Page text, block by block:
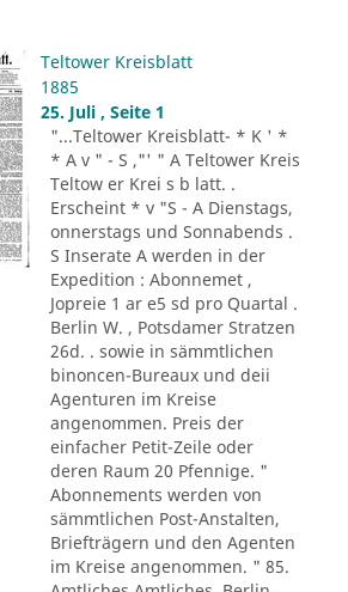
Teltower Kreisblatt
1885
25. Juli , Seite 1
"...Teltower Kreisblatt- * K ' *
* A v " - S ,"' " A Teltower Kreis
Teltow er Krei s b latt. .
Erscheint * v "S - A Dienstags,
onnerstags und Sonnabends .
S Inserate A werden in der
Expedition : Abonnemet ,
Jopreie 1 ar e5 sd pro Quartal .
Berlin W. , Potsdamer Stratzen
26d. . sowie in sämmtlichen
binoncen-Bureaux und deii
Agenturen im Kreise
angenommen. Preis der
einfacher Petit-Zeile oder
deren Raum 20 Pfennige. "
Abonnements werden von
sämmtlichen Post-Anstalten,
Briefträgern und den Agenten
im Kreise angenommen. " 85.